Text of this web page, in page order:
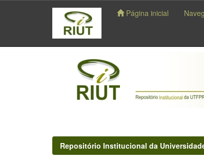
navigation
Página inicial
Repositório Institucional da